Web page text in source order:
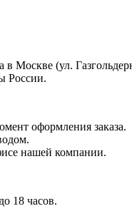
в Москве (ул.
России.
оформления заказа.
нашей компании.
18 часов.